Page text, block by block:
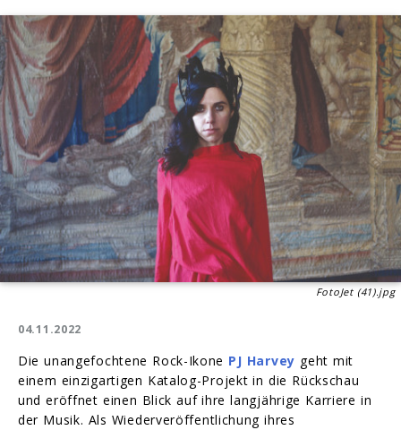
FotoJet (41).jpg
04.11.2022
Die unangefochtene Rock-Ikone PJ Harvey geht mit
einem einzigartigen Katalog-Projekt in die Rückschau
und eröffnet einen Blick auf ihre langjährige Karriere in
der Musik. Als Wiederveröffentlichung ihres